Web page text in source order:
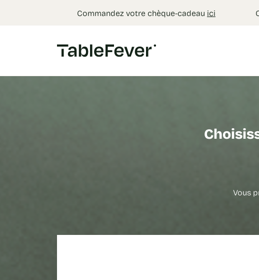
Commandez votre chèque-cadeau ici
Vous